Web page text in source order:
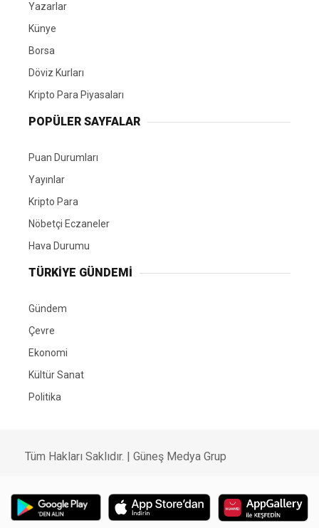
Yazarlar
Künye
Borsa
Döviz Kurları
Kripto Para Piyasaları
POPÜLER SAYFALAR
Puan Durumları
Yayınlar
Kripto Para
Nöbetçi Eczaneler
Hava Durumu
TÜRKIYE GÜNDEMI
Gündem
Çevre
Ekonomi
Kültür Sanat
Politika
Tüm Hakları Saklıdır. | Güneş Medya Grup